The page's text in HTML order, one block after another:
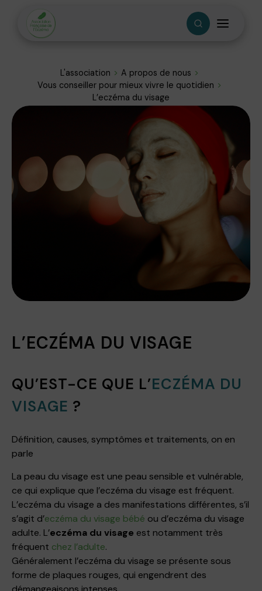
L'association
A propos de nous
Vous conseiller pour mieux vivre le quotidien
L’eczéma du visage
L’ECZÉMA DU VISAGE
QU’EST-CE QUE L’ECZÉMA DU
VISAGE ?
Définition, causes, symptômes et traitements, on en
parle
La peau du visage est une peau sensible et vulnérable,
ce qui explique que l’eczéma du visage est fréquent.
L’eczéma du visage a des manifestations différentes, s’il
s’agit d’eczéma du visage bébé ou d’eczéma du visage
adulte. L’eczéma du visage est notamment très
fréquent chez l’adulte.
Généralement l’eczéma du visage se présente sous
forme de plaques rouges, qui engendrent des